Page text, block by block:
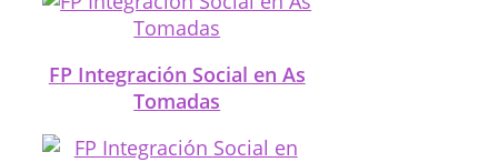
FP Integración Social en As
Tomadas